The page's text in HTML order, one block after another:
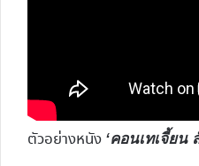
ตัวอย่างหนัง ‘คอนเทเจี้ยน